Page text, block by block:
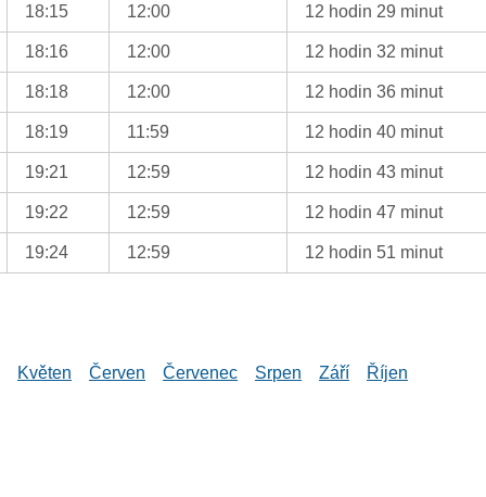
18:15 12:00 12 hodin 29 minut
18:16 12:00 12 hodin 32 minut
18:18 12:00 12 hodin 36 minut
18:19 11:59 12 hodin 40 minut
19:21 12:59 12 hodin 43 minut
19:22 12:59 12 hodin 47 minut
19:24 12:59 12 hodin 51 minut
Květen Červen Červenec Srpen Září
Říjen